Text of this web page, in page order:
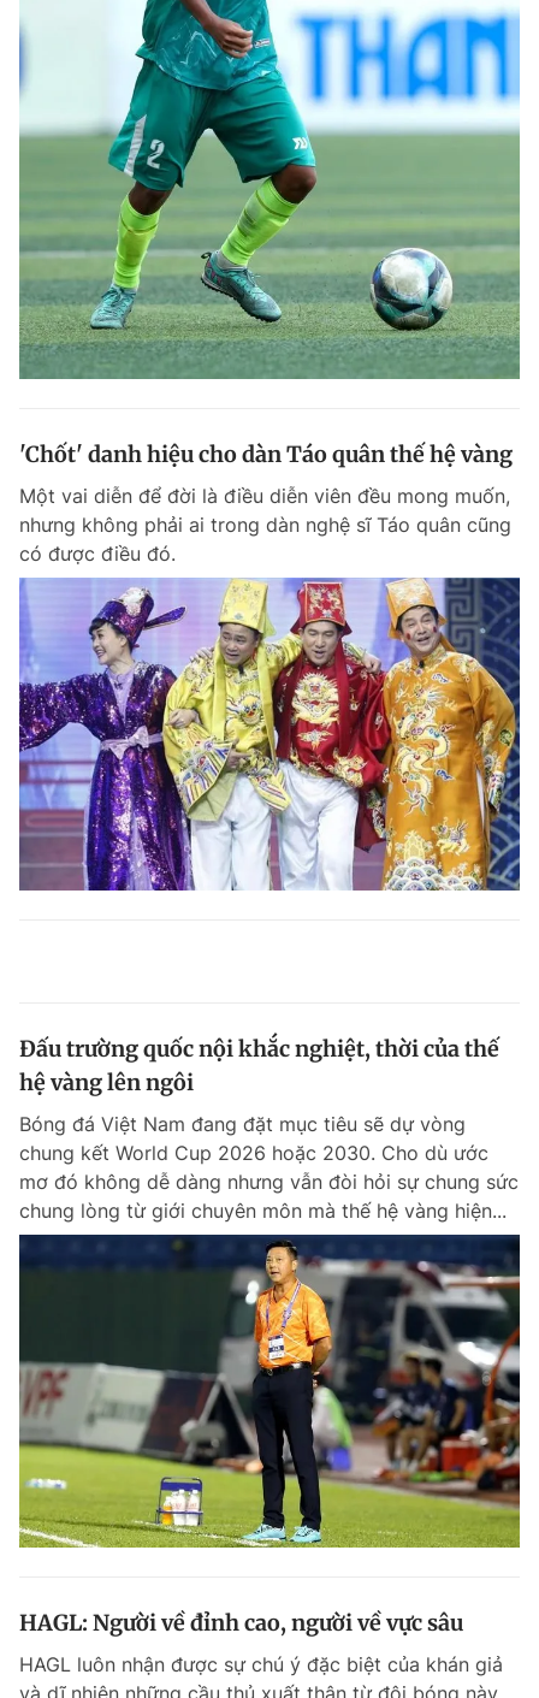
'Chốt' danh hiệu cho dàn Táo quân thế hệ vàng
Một vai diễn để đời là điều diễn viên đều mong muốn,
nhưng không phải ai trong dàn nghệ sĩ Táo quân cũng
có được điều đó.
Đấu trường quốc nội khắc nghiệt, thời của thế
hệ vàng lên ngôi
Bóng đá Việt Nam đang đặt mục tiêu sẽ dự vòng
chung kết World Cup 2026 hoặc 2030. Cho dù ước
mơ đó không dễ dàng nhưng vẫn đòi hỏi sự chung sức
chung lòng từ giới chuyên môn mà thế hệ vàng hiện...
HAGL: Người về đỉnh cao, người về vực sâu
HAGL luôn nhận được sự chú ý đặc biệt của khán giả